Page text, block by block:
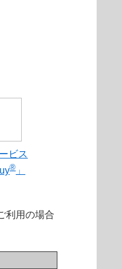
ビス
® 」
利用の場合